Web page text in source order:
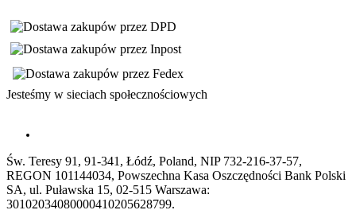
Jesteśmy w sieciach społecznościowych
Św. Teresy 91, 91-341, Łódź, Poland, NIP 732-216-37-57,
REGON 101144034, Powszechna Kasa Oszczędności Bank Polski
SA, ul. Puławska 15, 02-515 Warszawa:
30102034080000410205628799.